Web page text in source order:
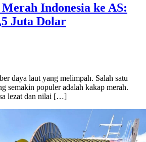
Indonesia ke AS:
Juta Dolar
daya laut yang melimpah. Salah satu
semakin populer adalah kakap merah.
lezat dan nilai […]